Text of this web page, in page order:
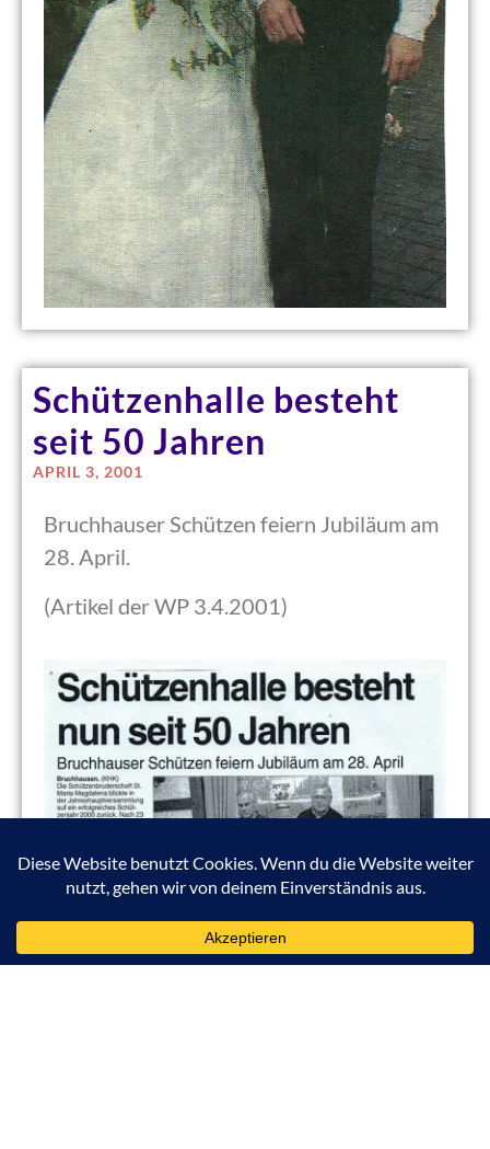
Schützenhalle besteht
seit 50 Jahren
APRIL 3, 2001
Bruchhauser Schützen feiern Jubiläum am
28. April.
(Artikel der WP 3.4.2001)